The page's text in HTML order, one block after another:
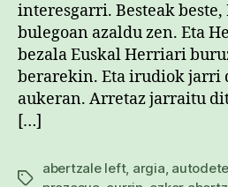
interesgarri. Besteak
bulegoan azaldu zen. Eta
bezala Euskal Herriari
berarekin. Eta irudiok jarri
aukeran. Arretaz jarraitu
[…]
Etiketak
abertzale left, argia,